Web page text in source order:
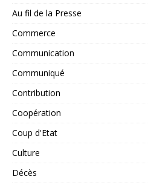
Au fil de la Presse
Commerce
Communication
Communiqué
Contribution
Coopération
Coup d'Etat
Culture
Décès